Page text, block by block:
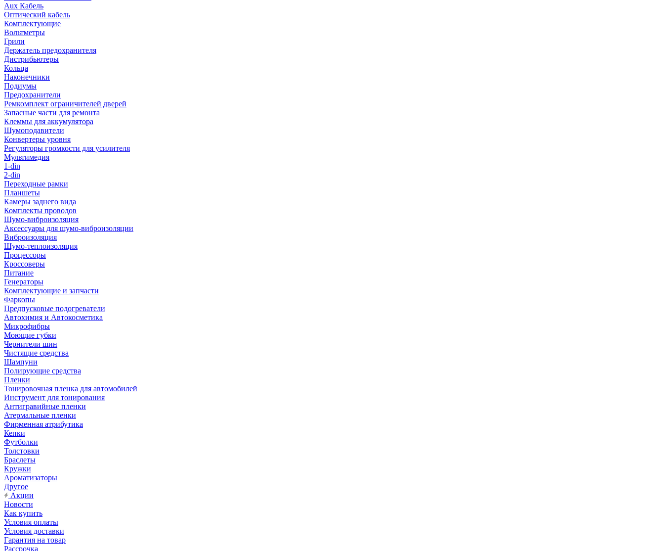
Aux Кабель
Оптический кабель
Комплектующие
Вольтметры
Грили
Держатель предохранителя
Дистрибьютеры
Кольца
Наконечники
Подиумы
Предохранители
Ремкомплект ограничителей дверей
Запасные части для ремонта
Клеммы для аккумулятора
Шумоподавители
Конвертеры уровня
Регуляторы громкости для усилителя
Мультимедия
1-din
2-din
Переходные рамки
Планшеты
Камеры заднего вида
Комплекты проводов
Шумо-виброизоляция
Аксессуары для шумо-виброизоляции
Виброизоляция
Шумо-теплоизоляция
Процессоры
Кроссоверы
Питание
Генераторы
Комплектующие и запчасти
Фаркопы
Предпусковые подогреватели
Автохимия и Автокосметика
Микрофибры
Моющие губки
Чернители шин
Чистящие средства
Шампуни
Полирующие средства
Пленки
Тонировочная пленка для автомобилей
Инструмент для тонирования
Антигравийные пленки
Атермальные пленки
Фирменная атрибутика
Кепки
Футболки
Толстовки
Браслеты
Кружки
Ароматизаторы
Другое
Акции
Новости
Как купить
Условия оплаты
Условия доставки
Гарантия на товар
Рассрочка